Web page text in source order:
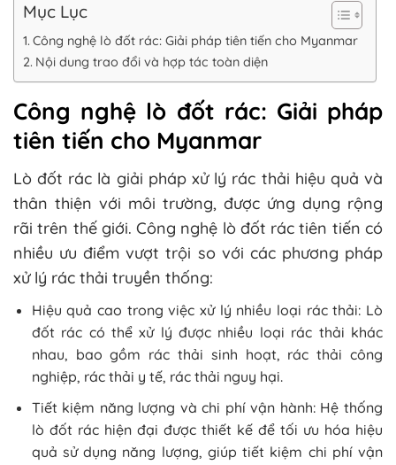
Mục Lục
Công nghệ lò đốt rác: Giải pháp tiên tiến cho Myanmar
Nội dung trao đổi và hợp tác toàn diện
Công nghệ lò đốt rác: Giải pháp
tiên tiến cho Myanmar
Lò đốt rác là giải pháp xử lý rác thải hiệu quả và
thân thiện với môi trường, được ứng dụng rộng
rãi trên thế giới. Công nghệ lò đốt rác tiên tiến có
nhiều ưu điểm vượt trội so với các phương pháp
xử lý rác thải truyền thống:
Hiệu quả cao trong việc xử lý nhiều loại rác thải: Lò
đốt rác có thể xử lý được nhiều loại rác thải khác
nhau, bao gồm rác thải sinh hoạt, rác thải công
nghiệp, rác thải y tế, rác thải nguy hại.
Tiết kiệm năng lượng và chi phí vận hành: Hệ thống
lò đốt rác hiện đại được thiết kế để tối ưu hóa hiệu
quả sử dụng năng lượng, giúp tiết kiệm chi phí vận